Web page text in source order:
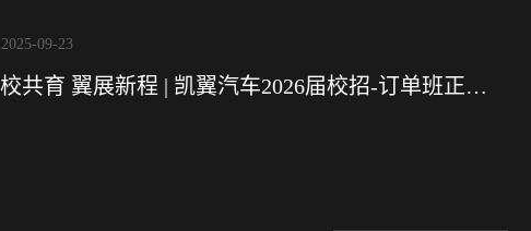
2025-09-23
企校共育 翼展新程 | 凯翼汽车2026届校招-订单班正式开班